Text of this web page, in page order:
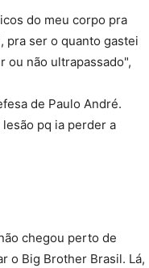
do meu corpo pra
pra ser o quanto gastei
ou não ultrapassado",
de Paulo André.
pq ia perder a
chegou perto de
o Big Brother Brasil. Lá,